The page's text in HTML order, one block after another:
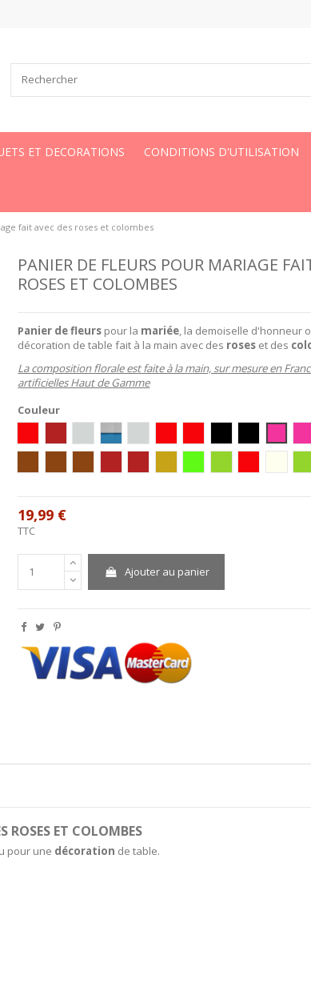
ET DECORATIONS CONDITIONS D'UTILISATION
fait avec des roses et colombes
PANIER DE FLEURS POUR MARIAGE
ROSES ET COLOMBES
Panier de fleurs pour la mariée, la demoiselle d'honneur
décoration de table fait à la main avec des roses et des
La composition florale est faite à la main, sur mesure en
artificielles Haut de Gamme
Couleur
blanc/rouge/or
bordeaux/ivoire/or
Blanc/Argent
Blanc/Turquoise
19,99 €
TTC
Ajouter au panier
ROSES ET COLOMBES
pour une décoration de table.